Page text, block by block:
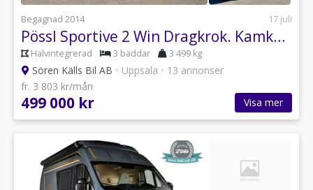
Begagnad 2014 17 juli
Pössl Sportive 2 Win Dragkrok. Kamkedja
Halvintegrerad 3 bäddar 3 499 kg
Sören Källs Bil AB • Uppsala • 13 annonser
fr. 3 803 kr/mån
499 000 kr Visa mer